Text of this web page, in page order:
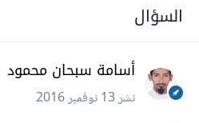
السؤال
أسامة سبحان محمود
نشر13 نوفمبر 2016